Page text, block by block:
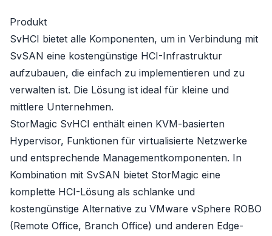
Produkt
SvHCI bietet alle Komponenten, um in Verbindung mit
SvSAN eine kostengünstige HCI-Infrastruktur
aufzubauen, die einfach zu implementieren und zu
verwalten ist. Die Lösung ist ideal für kleine und
mittlere Unternehmen.
StorMagic SvHCI enthält einen KVM-basierten
Hypervisor, Funktionen für virtualisierte Netzwerke
und entsprechende Managementkomponenten. In
Kombination mit SvSAN bietet StorMagic eine
komplette HCI-Lösung als schlanke und
kostengünstige Alternative zu VMware vSphere ROBO
(Remote Office, Branch Office) und anderen Edge-